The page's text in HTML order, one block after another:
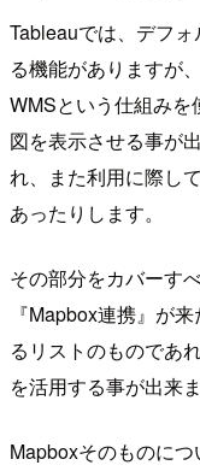
Tableauでは、デフ
る機能がありますが
WMSという仕組み
図を表示させる事が
れ、また利用に際し
あったりします。
その部分をカバーす
『Mapbox連携』が
るリストのものであ
を活用する事が出来ま
Mapboxそのものに